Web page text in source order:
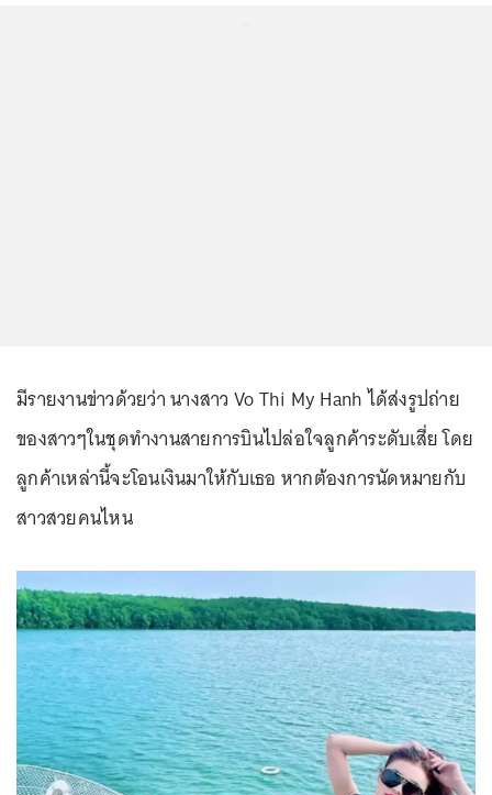
มีรายงานข่าวด้วยว่า นางสาว Vo Thi My Hanh ได้ส่งรูปถ่าย
ของสาวๆในชุดทำงานสายการบินไปล่อใจลูกค้าระดับเสี่ย โดย
ลูกค้าเหล่านี้จะโอนเงินมาให้กับเธอ หากต้องการนัดหมายกับ
สาวสวยคนไหน